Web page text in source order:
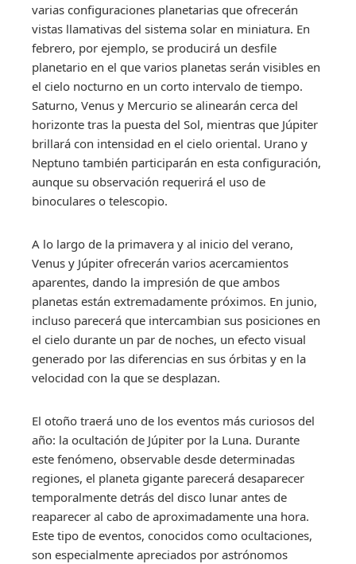
varias configuraciones planetarias que ofrecerán
vistas llamativas del sistema solar en miniatura. En
febrero, por ejemplo, se producirá un desfile
planetario en el que varios planetas serán visibles en
el cielo nocturno en un corto intervalo de tiempo.
Saturno, Venus y Mercurio se alinearán cerca del
horizonte tras la puesta del Sol, mientras que Júpiter
brillará con intensidad en el cielo oriental. Urano y
Neptuno también participarán en esta configuración,
aunque su observación requerirá el uso de
binoculares o telescopio.
A lo largo de la primavera y al inicio del verano,
Venus y Júpiter ofrecerán varios acercamientos
aparentes, dando la impresión de que ambos
planetas están extremadamente próximos. En junio,
incluso parecerá que intercambian sus posiciones en
el cielo durante un par de noches, un efecto visual
generado por las diferencias en sus órbitas y en la
velocidad con la que se desplazan.
El otoño traerá uno de los eventos más curiosos del
año: la ocultación de Júpiter por la Luna. Durante
este fenómeno, observable desde determinadas
regiones, el planeta gigante parecerá desaparecer
temporalmente detrás del disco lunar antes de
reaparecer al cabo de aproximadamente una hora.
Este tipo de eventos, conocidos como ocultaciones,
son especialmente apreciados por astrónomos